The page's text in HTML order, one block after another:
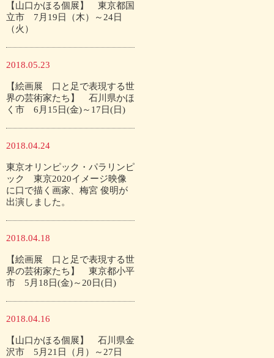
【山口かほる個展】 東京都国
立市 7月19日（木）～24日
（火）
2018.05.23
【絵画展 口と足で表現する世
界の芸術家たち】 石川県かほ
く市 6月15日(金)～17日(日)
2018.04.24
東京オリンピック・パラリンピ
ック 東京2020イメージ映像
に口で描く画家、梅宮 俊明が
出演しました。
2018.04.18
【絵画展 口と足で表現する世
界の芸術家たち】 東京都小平
市 5月18日(金)～20日(日)
2018.04.16
【山口かほる個展】 石川県金
沢市 5月21日（月）～27日